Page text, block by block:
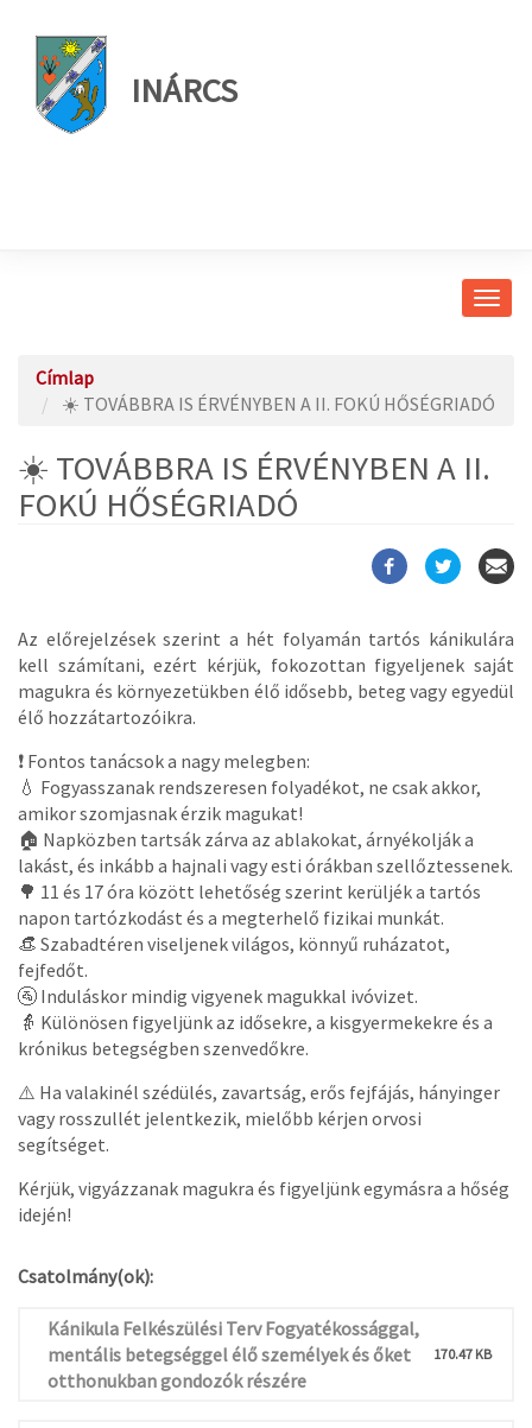
INÁRCS
Címlap
☀️ TOVÁBBRA IS ÉRVÉNYBEN A II. FOKÚ HŐSÉGRIADÓ
☀️ TOVÁBBRA IS ÉRVÉNYBEN A II.
FOKÚ HŐSÉGRIADÓ
Az előrejelzések szerint a hét folyamán tartós kánikulára
kell számítani, ezért kérjük, fokozottan figyeljenek saját
magukra és környezetükben élő idősebb, beteg vagy egyedül
élő hozzátartozóikra.
❗ Fontos tanácsok a nagy melegben:
💧 Fogyasszanak rendszeresen folyadékot, ne csak akkor,
amikor szomjasnak érzik magukat!
🏠 Napközben tartsák zárva az ablakokat, árnyékolják a
lakást, és inkább a hajnali vagy esti órákban szellőztessenek.
🌳 11 és 17 óra között lehetőség szerint kerüljék a tartós
napon tartózkodást és a megterhelő fizikai munkát.
👒 Szabadtéren viseljenek világos, könnyű ruházatot,
fejfedőt.
🚰 Induláskor mindig vigyenek magukkal ivóvizet.
👵 Különösen figyeljünk az idősekre, a kisgyermekekre és a
krónikus betegségben szenvedőkre.
⚠️ Ha valakinél szédülés, zavartság, erős fejfájás, hányinger
vagy rosszullét jelentkezik, mielőbb kérjen orvosi
segítséget.
Kérjük, vigyázzanak magukra és figyeljünk egymásra a hőség
idején!
Csatolmány(ok):
Kánikula Felkészülési Terv Fogyatékossággal,
mentális betegséggel élő személyek és őket
otthonukban gondozók részére
170.47 KB